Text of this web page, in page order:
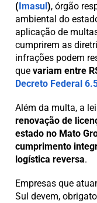
(Imasul), órgão
ambiental do
aplicação de
cumprirem as
infrações podem
que variam entre
Decreto Federal
Além da multa, a
renovação de
estado no Mato
cumprimento
logística reversa.
Empresas que
Sul devem,